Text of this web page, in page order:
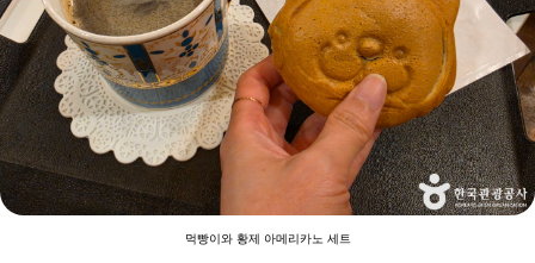
먹빵이와 황제 아메리카노 세트